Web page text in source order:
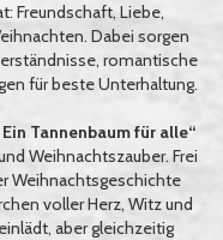
Freundschaft, Liebe,
Dabei sorgen
romantische
für beste Unterhaltung.
Tannenbaum für alle“
Weihnachtszauber. Frei
Weihnachtsgeschichte
voller Herz, Witz und
aber gleichzeitig